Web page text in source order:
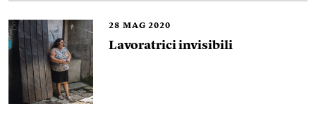
28 MAG 2020
Lavoratrici invisibili